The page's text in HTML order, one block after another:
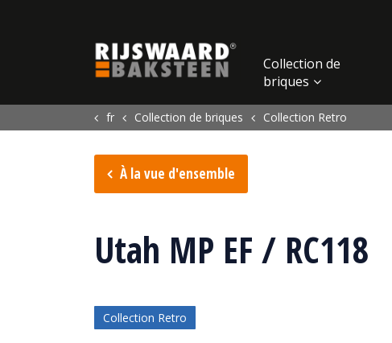
Collection de
briques
fr Collection de briques Collection Retro
À la vue d'ensemble
Utah MP EF / RC118
Collection Retro